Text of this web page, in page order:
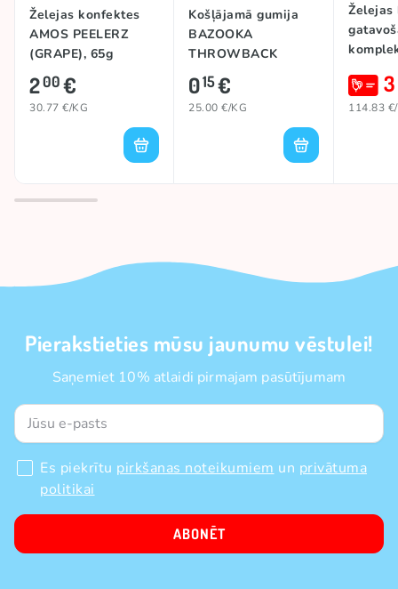
Želejas konfektes
AMOS PEELERZ
(GRAPE), 65g
200€
30.77 €/KG
Košļājamā gumija
BAZOOKA
THROWBACK
ORIGINAL, 6g
015€
25.00 €/KG
Želejas
CAKE,3
114.83
Pierakstieties mūsu jaunumu vēstulei!
Saņemiet 10% atlaidi pirmajam pasūtījumam
Es piekrītu pirkšanas noteikumiem un privātuma
politikai
ABONĒT